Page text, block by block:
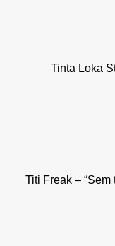
Tinta Loka
Titi Freak –